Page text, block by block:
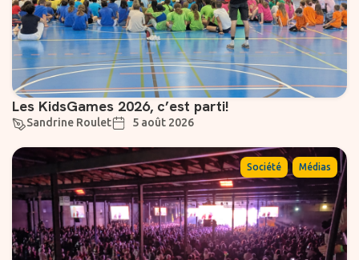
Les KidsGames 2026, c’est parti!
Sandrine Roulet 5 août 2026
Société , Médias